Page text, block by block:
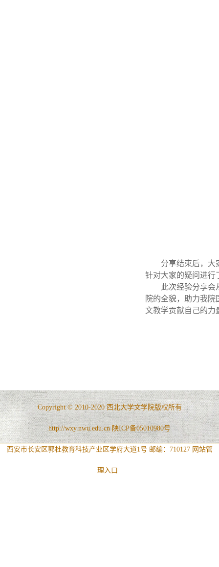
分享结束后，大
针对大家的疑问进行
此次经验分享会
院的全貌，助力我
文教学贡献自己的力
Copyright © 2010-2020 西北大学文学院版权所有
http://wxy.nwu.edu.cn 陕ICP备05010980号
西安市长安区郭杜教育科技产业区学府大道1号 邮编：710127 网站管
理入口